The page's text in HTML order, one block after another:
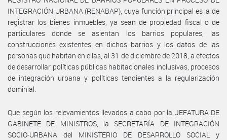
INTEGRACIÓN URBANA (RENABAP), cuya función principal es la de
registrar los bienes inmuebles, ya sean de propiedad fiscal o de
particulares donde se asientan los barrios populares, las
construcciones existentes en dichos barrios y los datos de las
personas que habitan en ellas, al 31 de diciembre de 2018, a efectos
de desarrollar políticas públicas habitacionales inclusivas, procesos
de integración urbana y políticas tendientes a la regularización
dominial.
Que según los relevamientos llevados a cabo por la JEFATURA DE
GABINETE DE MINISTROS, la SECRETARÍA DE INTEGRACIÓN
SOCIO-URBANA del MINISTERIO DE DESARROLLO SOCIAL y